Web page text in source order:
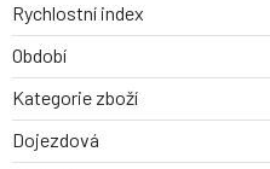
Rychlostní index
Období
Kategorie zboží
Dojezdová